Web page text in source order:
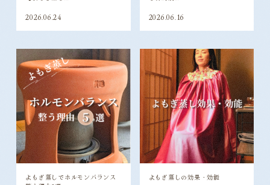
よもぎ蒸しでホルモンバランス
整う理由5選
2026.05.23
よもぎ蒸しの効果・効能
2026.05.05